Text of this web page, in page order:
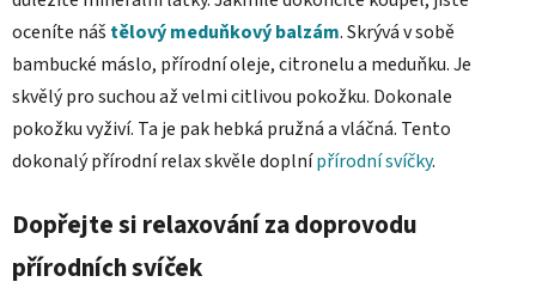
oceníte náš tělový meduňkový balzám. Skrývá v sobě
bambucké máslo, přírodní oleje, citronelu a meduňku. Je
skvělý pro suchou až velmi citlivou pokožku. Dokonale
pokožku vyživí. Ta je pak hebká pružná a vláčná. Tento
dokonalý přírodní relax skvěle doplnípřírodní svíčky.
Dopřejte si relaxování za doprovodu
přírodních svíček